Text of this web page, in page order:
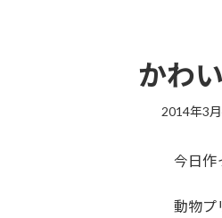
かわ
2014年3
今日作
動物プ